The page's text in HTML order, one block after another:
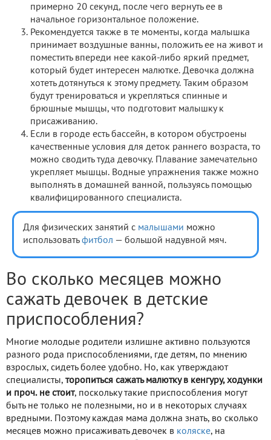
примерно 20 секунд, после чего вернуть ее в
начальное горизонтальное положение.
Рекомендуется также в те моменты, когда малышка
принимает воздушные ванны, положить ее на живот и
поместить впереди нее какой-либо яркий предмет,
который будет интересен малютке. Девочка должна
хотеть дотянуться к этому предмету. Таким образом
будут тренироваться и укрепляться спинные и
брюшные мышцы, что подготовит малышку к
присаживанию.
Если в городе есть бассейн, в котором обустроены
качественные условия для деток раннего возраста, то
можно сводить туда девочку. Плавание замечательно
укрепляет мышцы. Водные упражнения также можно
выполнять в домашней ванной, пользуясь помощью
квалифицированного специалиста.
Для физических занятий с малышами можно
использовать фитбол — большой надувной мяч.
Во сколько месяцев можно
сажать девочек в детские
приспособления?
Многие молодые родители излишне активно пользуются
разного рода приспособлениями, где детям, по мнению
взрослых, сидеть более удобно. Но, как утверждают
специалисты, торопиться сажать малютку в кенгуру, ходунки
и проч. не стоит, поскольку такие приспособления могут
быть не только не полезными, но и в некоторых случаях
вредными. Поэтому каждая мама должна знать, во сколько
месяцев можно присаживать девочек в коляске, на